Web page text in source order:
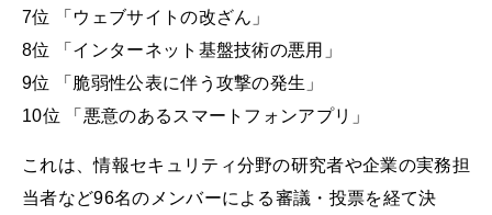
7位 「ウェブサイトの改ざん」
8位 「インターネット基盤技術の悪用」
9位 「脆弱性公表に伴う攻撃の発生」
10位 「悪意のあるスマートフォンアプリ」
これは、情報セキュリティ分野の研究者や企業の実務担
当者など96名のメンバーによる審議・投票を経て決